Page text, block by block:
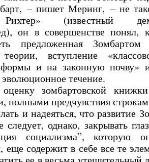
– пишет Меринг, – не
(известный
он в совершенстве понял,
предложенная Зомбартом
вступление
и на законную почву»
течение.
зомбартовской книжки
полными предчувствия
и надеяться, что развитие
следует, однако, закрывать
социализма”, которую
еще содержит в себе все те